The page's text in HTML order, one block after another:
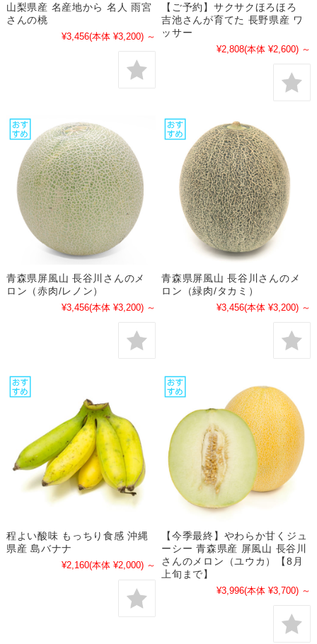
山梨県産 名産地から 名人 雨宮
さんの桃
¥3,456(本体 ¥3,200) ～
【ご予約】サクサクほろほろ
吉池さんが育てた 長野県産 ワ
ッサー
¥2,808(本体 ¥2,600) ～
青森県屏風山 長谷川さんのメ
ロン（赤肉/レノン）
¥3,456(本体 ¥3,200) ～
青森県屏風山 長谷川さんのメ
ロン（緑肉/タカミ）
¥3,456(本体 ¥3,200) ～
程よい酸味 もっちり食感 沖縄
県産 島バナナ
¥2,160(本体 ¥2,000) ～
【今季最終】やわらか甘くジュ
ーシー 青森県産 屏風山 長谷川
さんのメロン（ユウカ）【8月
上旬まで】
¥3,996(本体 ¥3,700) ～